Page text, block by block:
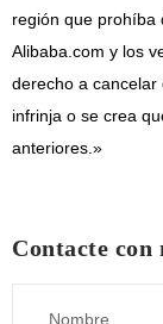
región que prohíba
Alibaba.com y los
derecho a
infrinja o se crea
anteriores.»
Contacte con